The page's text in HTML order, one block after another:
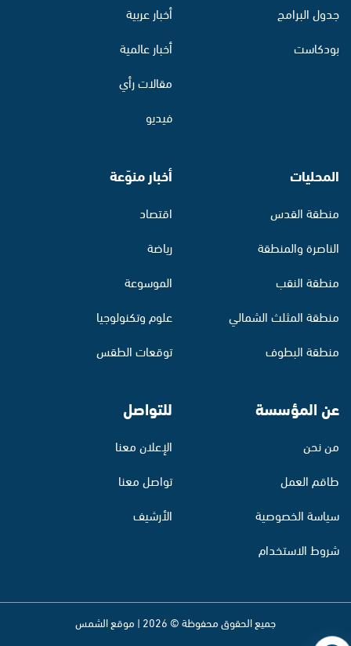
جدول البرامج
بودكاست
أخبار عربية
أخبار عالمية
مقالات رأي
فيديو
المحليات
منطقة القدس
الناصرة والمنطقة
منطقة النقب
منطقة المثلث الشمالي
منطقة البطوف
أخبار منوّعة
اقتصاد
رياضة
الموسوعة
علوم وتكنولوجيا
توقعات الطقس
عن المؤسسة
من نحن
طاقم العمل
سياسة الخصوصية
شروط الاستخدام
للتواصل
الإعلان معنا
تواصل معنا
الأرشيف
جميع الحقوق محفوظة © 2026 | موقع الشمس